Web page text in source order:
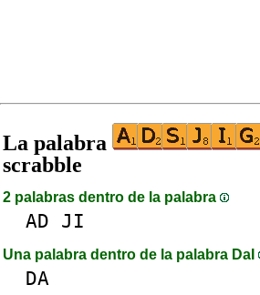
La palabra
scrabble
2 palabras dentro de la palabra
AD JI
Una palabra dentro de la palabra DaI
DA